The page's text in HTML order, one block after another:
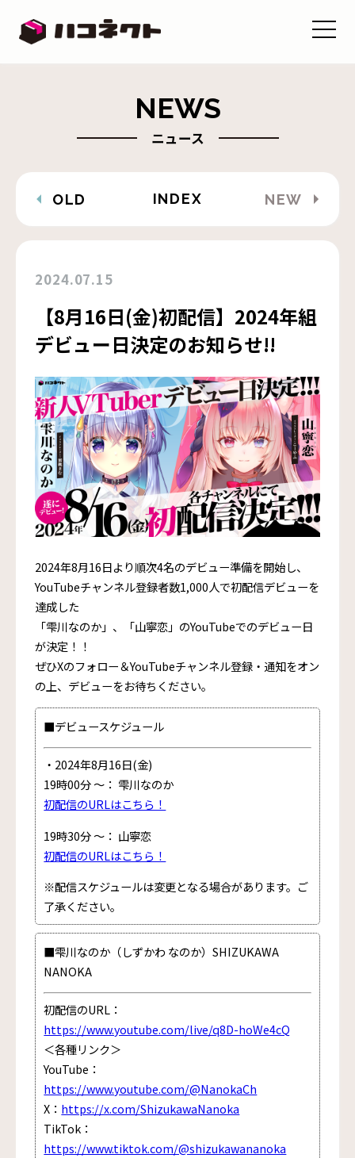
NEWS
ニュース
OLD INDEX NEW
2024.07.15
【8月16日(金)初配信】2024年組
デビュー日決定のお知らせ!!
2024年8月16日より順次4名のデビュー準備を開始し、
YouTubeチャンネル登録者数1,000人で初配信デビューを
達成した
「雫川なのか」、「山寧恋」のYouTubeでのデビュー日
が決定！！
ぜひXのフォロー＆YouTubeチャンネル登録・通知をオン
の上、デビューをお待ちください。
■デビュースケジュール
・2024年8月16日(金)
19時00分 ～： 雫川なのか
初配信のURLはこちら！
19時30分 ～： 山寧恋
初配信のURLはこちら！
※配信スケジュールは変更となる場合があります。ご
了承ください。
■雫川なのか（しずかわ なのか）SHIZUKAWA
NANOKA
初配信のURL：
https://www.youtube.com/live/q8D-hoWe4cQ
＜各種リンク＞
YouTube：
https://www.youtube.com/@NanokaCh
X： https://x.com/ShizukawaNanoka
TikTok：
https://www.tiktok.com/@shizukawananoka